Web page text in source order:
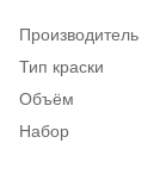
Производитель
Тип краски
Объём
Набор